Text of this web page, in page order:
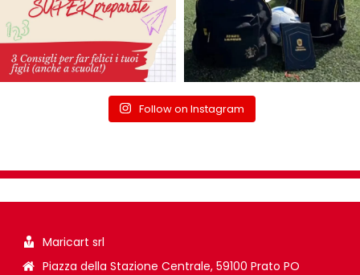
Follow on Instagram
Maricart srl
Piazza della Stazione Centrale, 59100 Prato PO